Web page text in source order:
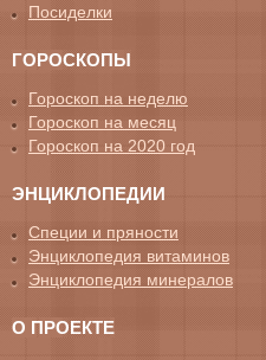
Посиделки
ГОРОСКОПЫ
Гороскоп на неделю
Гороскоп на месяц
Гороскоп на 2020 год
ЭНЦИКЛОПЕДИИ
Специи и пряности
Энциклопедия витаминов
Энциклопедия минералов
О ПРОЕКТЕ